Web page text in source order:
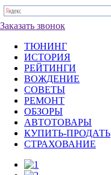
Заказать звонок
ТЮНИНГ
ИСТОРИЯ
РЕЙТИНГИ
ВОЖДЕНИЕ
СОВЕТЫ
РЕМОНТ
ОБЗОРЫ
АВТОТОВАРЫ
КУПИТЬ-ПРОДАТЬ
СТРАХОВАНИЕ